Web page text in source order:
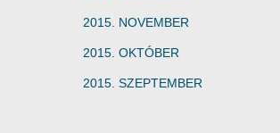
2015. NOVEMBER
2015. OKTÓBER
2015. SZEPTEMBER